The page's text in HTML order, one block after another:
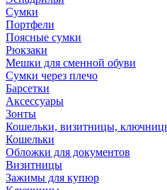
Сумки
Портфели
Поясные сумки
Рюкзаки
Мешки для сменной обуви
Сумки через плечо
Барсетки
Аксессуары
Зонты
Кошельки, визитницы,
Кошельки
Обложки для документов
Визитницы
Зажимы для купюр